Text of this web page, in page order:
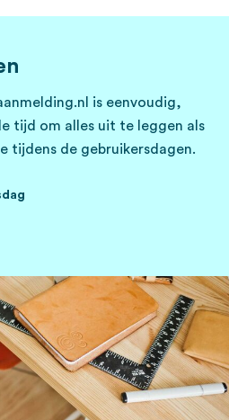
is eenvoudig,
tijd om alles uit te leggen als
tijdens de gebruikersdagen.